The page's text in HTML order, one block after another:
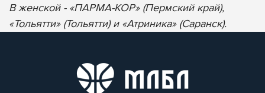
В женской - «ПАРМА-КОР» (Пермский край),
«Тольятти» (Тольятти) и «Атриника» (Саранск).